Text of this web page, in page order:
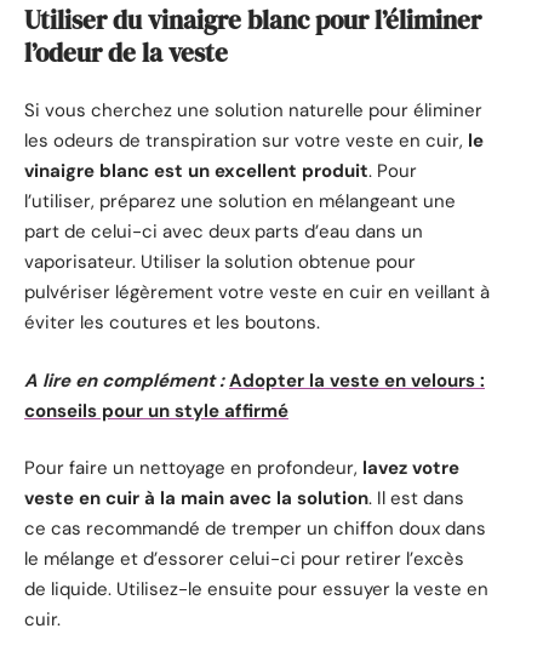
Utiliser du vinaigre blanc pour l’éliminer
l’odeur de la veste
Si vous cherchez une solution naturelle pour éliminer
les odeurs de transpiration sur votre veste en cuir, le
vinaigre blanc est un excellent produit. Pour
l’utiliser, préparez une solution en mélangeant une
part de celui-ci avec deux parts d’eau dans un
vaporisateur. Utiliser la solution obtenue pour
pulvériser légèrement votre veste en cuir en veillant à
éviter les coutures et les boutons.
A lire en complément : Adopter la veste en velours :
conseils pour un style affirmé
Pour faire un nettoyage en profondeur, lavez votre
veste en cuir à la main avec la solution. Il est dans
ce cas recommandé de tremper un chiffon doux dans
le mélange et d’essorer celui-ci pour retirer l’excès
de liquide. Utilisez-le ensuite pour essuyer la veste en
cuir.